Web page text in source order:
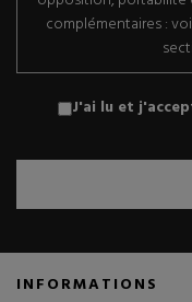
complémentaires :
J'ai lu et
INFORMATIONS